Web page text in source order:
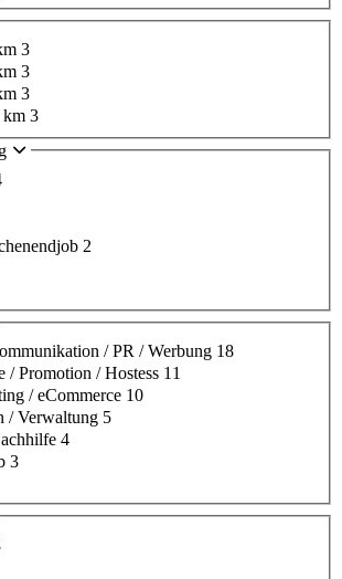
3
3
3
km 3
2
/ PR / Werbung 18
/ Promotion / Hostess 11
/ eCommerce 10
/ Verwaltung 5
4
3